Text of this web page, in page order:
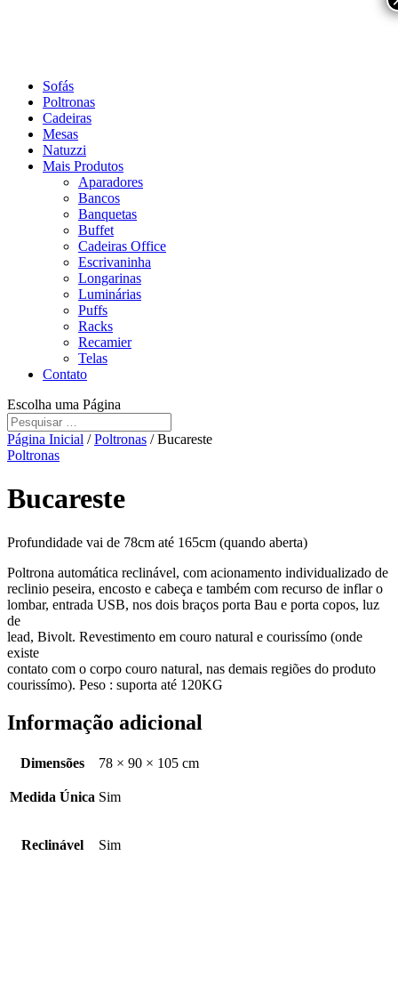
Sofás
Poltronas
Cadeiras
Mesas
Natuzzi
Mais Produtos
Aparadores
Bancos
Banquetas
Buffet
Cadeiras Office
Escrivaninha
Longarinas
Luminárias
Puffs
Racks
Recamier
Telas
Contato
Escolha uma Página
Página Inicial /Poltronas / Bucareste
Poltronas
Bucareste
Profundidade vai de 78cm até 165cm (quando aberta)
Poltrona automática reclinável, com acionamento individualizado de
reclinio peseira, encosto e cabeça e também com recurso de inflar o
lombar, entrada USB, nos dois braços porta Bau e porta copos, luz
de
lead, Bivolt. Revestimento em couro natural e courissímo (onde
existe
contato com o corpo couro natural, nas demais regiões do produto
courissímo). Peso : suporta até 120KG
Informação adicional
Dimensões 78 × 90 × 105 cm
Medida Única Sim
Reclinável Sim